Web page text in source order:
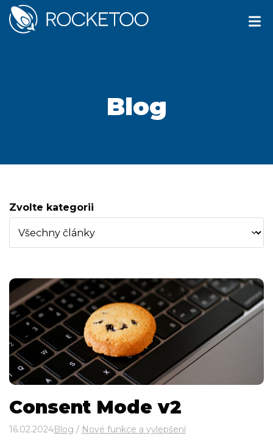
Blog
Consent Mode v2
16.02.2024Blog / Nové funkce a vylepšení
Zvolte kategorii